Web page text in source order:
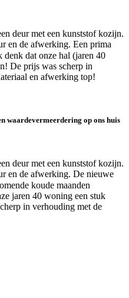
deur met een kunststof kozijn.
en de afwerking. Een prima
dat onze hal (jaren 40
De prijs was scherp in
en afwerking top!
waardevermeerdering op ons huis
deur met een kunststof kozijn.
en de afwerking. De nieuwe
koude maanden
jaren 40 woning een stuk
in verhouding met de